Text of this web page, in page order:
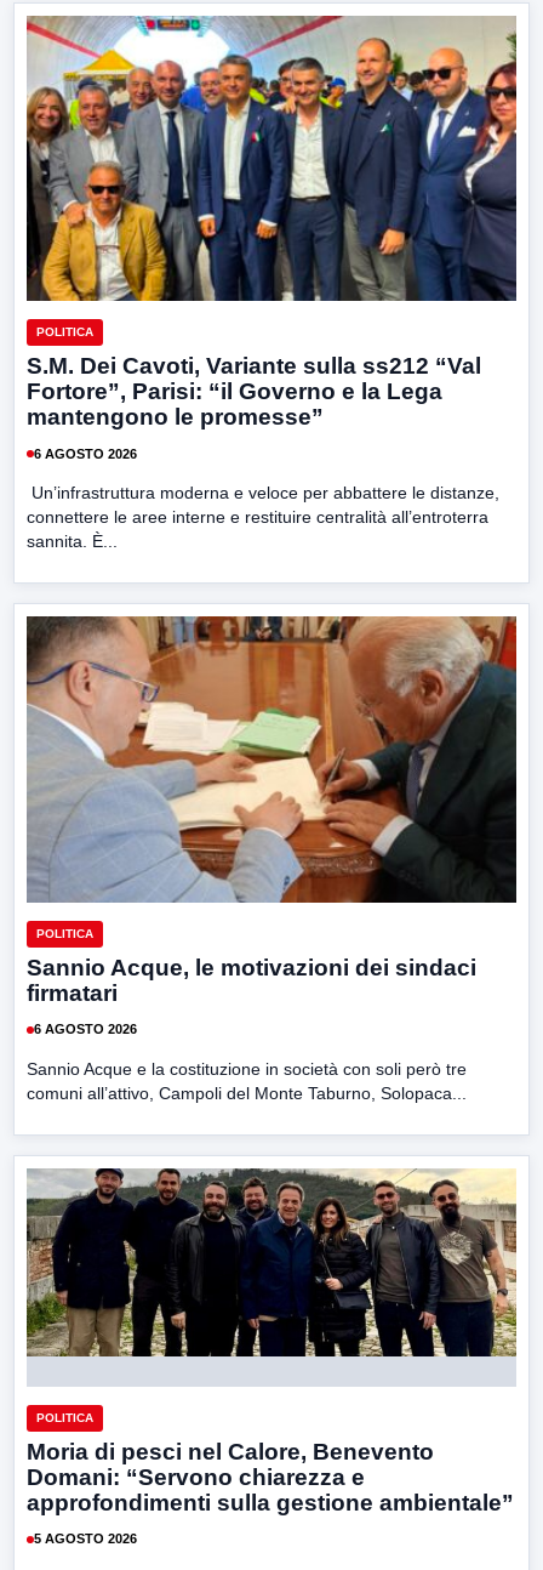
POLITICA
S.M. Dei Cavoti, Variante sulla ss212 “Val
Fortore”, Parisi: “il Governo e la Lega
mantengono le promesse”
6 AGOSTO 2026
Un’infrastruttura moderna e veloce per abbattere le distanze,
connettere le aree interne e restituire centralità all’entroterra
sannita. È...
POLITICA
Sannio Acque, le motivazioni dei sindaci
firmatari
6 AGOSTO 2026
Sannio Acque e la costituzione in società con soli però tre
comuni all’attivo, Campoli del Monte Taburno, Solopaca...
POLITICA
Moria di pesci nel Calore, Benevento
Domani: “Servono chiarezza e
approfondimenti sulla gestione ambientale”
5 AGOSTO 2026